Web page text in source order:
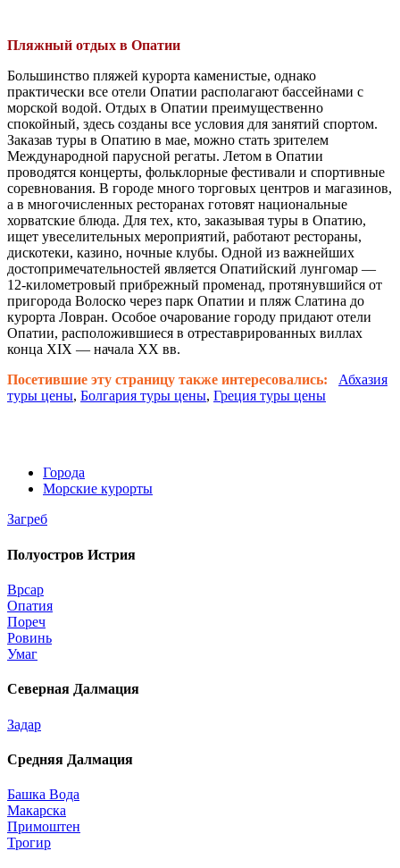
Пляжный отдых в Опатии
Большинство пляжей курорта каменистые, однако
практически все отели Опатии располагают бассейнами с
морской водой. Отдых в Опатии преимущественно
спокойный, здесь созданы все условия для занятий спортом.
Заказав туры в Опатию в мае, можно стать зрителем
Международной парусной регаты. Летом в Опатии
проводятся концерты, фольклорные фестивали и спортивные
соревнования. В городе много торговых центров и магазинов,
а в многочисленных ресторанах готовят национальные
хорватские блюда. Для тех, кто, заказывая туры в Опатию,
ищет увеселительных мероприятий, работают рестораны,
дискотеки, казино, ночные клубы. Одной из важнейших
достопримечательностей является Опатийский лунгомар —
12-километровый прибрежный променад, протянувшийся от
пригорода Волоско через парк Опатии и пляж Слатина до
курорта Ловран. Особое очарование городу придают отели
Опатии, расположившиеся в отреставрированных виллах
конца XIX — начала XX вв.
Посетившие эту страницу также интересовались:
Абхазия
туры цены, Болгария туры цены, Греция туры цены
Города
Морские курорты
Загреб
Полуостров Истрия
Врсар
Опатия
Пореч
Ровинь
Умаг
Северная Далмация
Задар
Средняя Далмация
Башка Вода
Макарска
Примоштен
Трогир